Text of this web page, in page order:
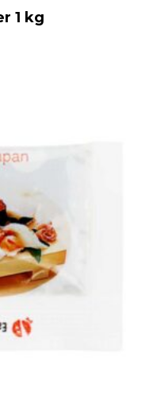
1 kg